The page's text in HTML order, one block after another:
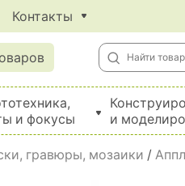
Контакты
и фокусы
и
гравюры, мозаики /